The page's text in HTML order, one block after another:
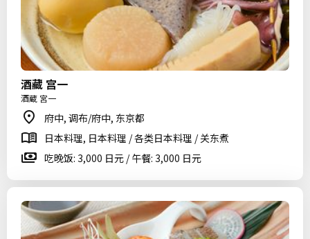
酒藏 宫一
酒蔵 宮一
府中, 调布/府中, 东京都
日本料理, 日本料理 / 各类日本料理 / 关东煮
吃晚饭: 3,000 日元 / 午餐: 3,000 日元